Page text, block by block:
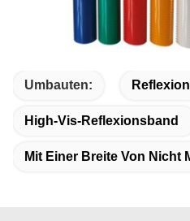
Umbauten:
High-Vis-Reflexionsband
Mit Einer Breite Von Nicht